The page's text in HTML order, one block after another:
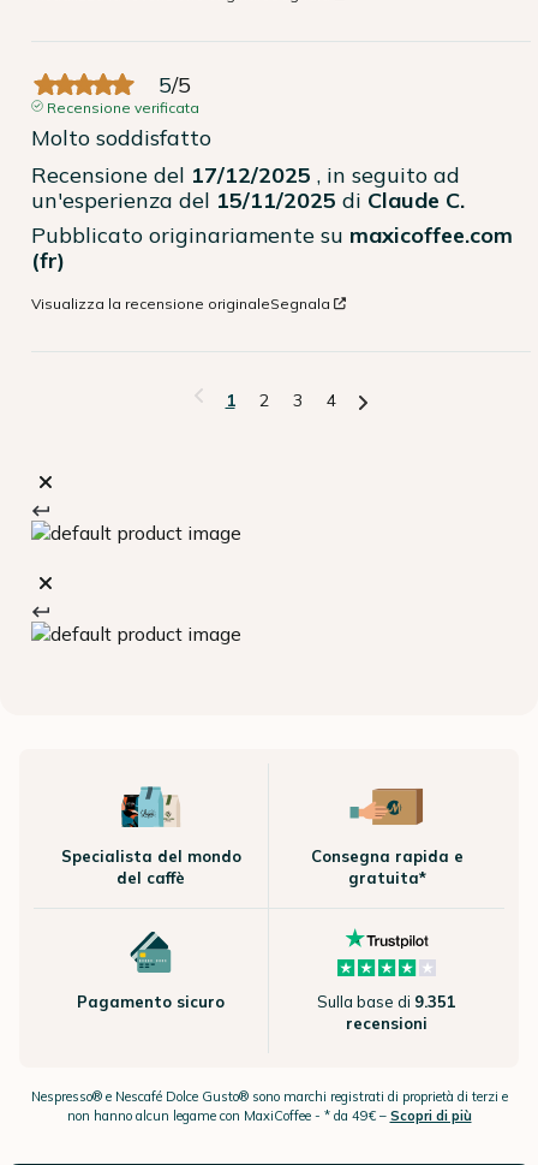
5/5
Recensione verificata
Molto soddisfatto
Recensione del 17/12/2025 , in seguito ad
un'esperienza del 15/11/2025 di Claude C.
Pubblicato originariamente su maxicoffee.com
(fr)
Visualizza la recensione originaleSegnala
1 2 3 4
Specialista del mondo
del caffè
Consegna rapida e
gratuita*
Pagamento sicuro Sulla base di 9.351
recensioni
Nespresso® e Nescafé Dolce Gusto® sono marchi registrati di proprietà di terzi e
non hanno alcun legame con MaxiCoffee - * da 49€ – Scopri di più